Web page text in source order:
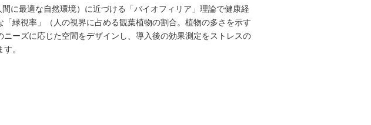
に最適な自然環境）に近づける「バイオフィリア」理論で健康経
緑視率」（人の視界に占める観葉植物の割合。植物の多さを示す
ーズに応じた空間をデザインし、導入後の効果測定をストレスの
。